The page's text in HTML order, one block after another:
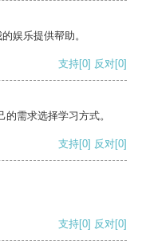
娱乐提供帮助。
支持[0] 反对[0]
需求选择学习方式。
支持[0] 反对[0]
支持[0] 反对[0]